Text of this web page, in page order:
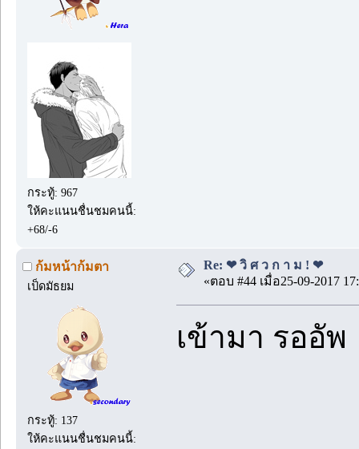
กระทู้: 967
ให้คะแนนชื่นชมคนนี้:
+68/-6
ก้มหน้าก้มตา
เป็ดมัธยม
กระทู้: 137
ให้คะแนนชื่นชมคนนี้:
Re: ❤ วิ ศ ว ก า ม ! ❤
«ตอบ #44 เมื่อ25-09-2017
เข้ามา รออัพ